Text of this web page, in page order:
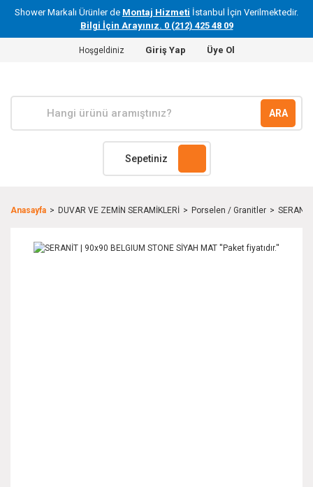
Shower Markalı Ürünler de Montaj Hizmeti İstanbul İçin Verilmektedir.
Bilgi İçin Arayınız. 0 (212) 425 48 09
Hoşgeldiniz Giriş Yap Üye Ol
ARA
Sepetiniz
Anasayfa DUVAR VE ZEMİN SERAMİKLERİ Porselen / Granitler